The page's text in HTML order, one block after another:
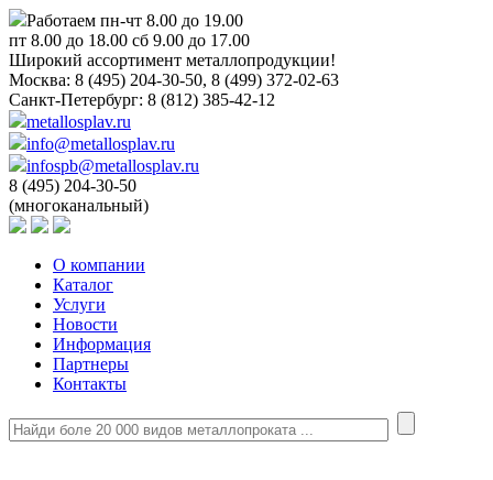
Работаем пн-чт 8.00 до 19.00
пт 8.00 до 18.00 сб 9.00 до 17.00
Широкий ассортимент металлопродукции!
Москва: 8 (495) 204-30-50, 8 (499) 372-02-63
Санкт-Петербург: 8 (812) 385-42-12
metallosplav.ru
info@metallosplav.ru
infospb@metallosplav.ru
8 (495) 204-30-50
(многоканальный)
О компании
Каталог
Услуги
Новости
Информация
Партнеры
Контакты